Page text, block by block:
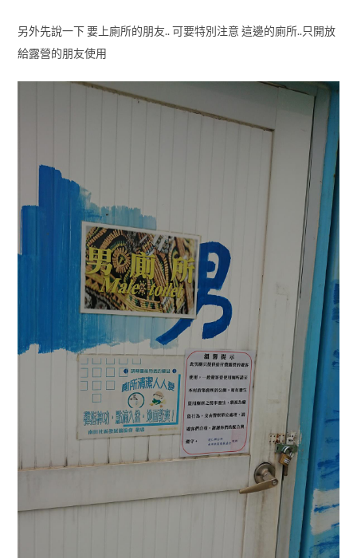
另外先說一下 要上廁所的朋友.. 可要特別注意 這邊的廁所..只開放
給露營的朋友使用